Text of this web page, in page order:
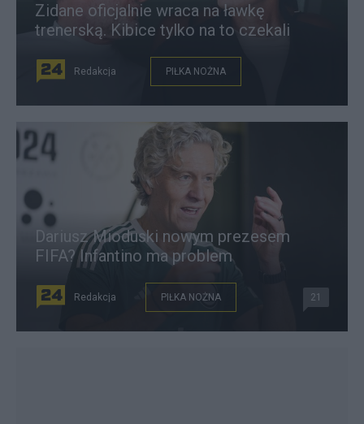
Zidane oficjalnie wraca na ławkę
trenerską. Kibice tylko na to czekali
Redakcja PIŁKA NOŻNA
Dariusz Mioduski nowym prezesem
FIFA? Infantino ma problem
Redakcja PIŁKA NOŻNA 21